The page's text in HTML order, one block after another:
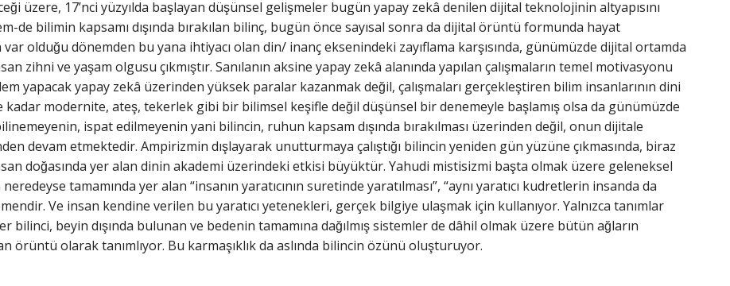
üzere, 17’nci yüzyılda başlayan düşünsel gelişmeler bugün yapay zekâ denilen dijital teknolojinin altyapısını
de bilimin kapsamı dışında bırakılan bilinç, bugün önce sayısal sonra da dijital örüntü formunda hayat
var olduğu dönemden bu yana ihtiyacı olan din/ inanç eksenindeki zayıflama karşısında, günümüzde dijital ortamda
zihni ve yaşam olgusu çıkmıştır. Sanılanın aksine yapay zekâ alanında yapılan çalışmaların temel motivasyonu
yapacak yapay zekâ üzerinden yüksek paralar kazanmak değil, çalışmaları gerçekleştiren bilim insanlarının dini
kadar modernite, ateş, tekerlek gibi bir bilimsel keşifle değil düşünsel bir denemeyle başlamış olsa da günümüzde
ispat edilmeyenin yani bilincin, ruhun kapsam dışında bırakılması üzerinden değil, onun dijitale
devam etmektedir. Ampirizmin dışlayarak unutturmaya çalıştığı bilincin yeniden gün yüzüne çıkmasında, biraz
doğasında yer alan dinin akademi üzerindeki etkisi büyüktür. Yahudi mistisizmi başta olmak üzere geleneksel
tamamında yer alan “insanın yaratıcının suretinde yaratılması”, “aynı yaratıcı kudretlerin insanda da
Ve insan kendine verilen bu yaratıcı yetenekleri, gerçek bilgiye ulaşmak için kullanıyor. Yalnızca tanımlar
bilinci, beyin dışında bulunan ve bedenin tamamına dağılmış sistemler de dâhil olmak üzere bütün ağların
örüntü olarak tanımlıyor. Bu karmaşıklık da aslında bilincin özünü oluşturuyor.